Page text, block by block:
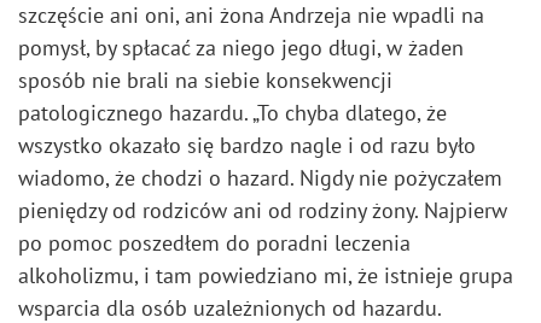
szczęście ani oni, ani żona Andrzeja nie wpadli na
pomysł, by spłacać za niego jego długi, w żaden
sposób nie brali na siebie konsekwencji
patologicznego hazardu. „To chyba dlatego, że
wszystko okazało się bardzo nagle i od razu było
wiadomo, że chodzi o hazard. Nigdy nie pożyczałem
pieniędzy od rodziców ani od rodziny żony. Najpierw
po pomoc poszedłem do poradni leczenia
alkoholizmu, i tam powiedziano mi, że istnieje grupa
wsparcia dla osób uzależnionych od hazardu.